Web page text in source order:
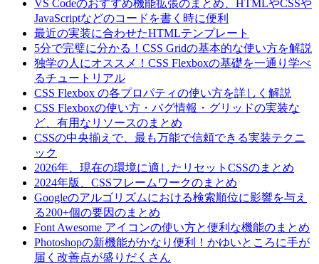
VS Codeのおすすめ機能拡張のまとめ、HTMLやCSSや
JavaScriptなどのコードを書く時に便利
最近の実装に合わせたHTMLテンプレート
5分で完璧に分かる！CSS Gridの基本的な使い方を解説
独学の人にオススメ！CSS Flexboxの基礎を一通り学べ
るチュートリアル
CSS Flexbox の各プロパティの使い方を詳しく解説
CSS Flexboxの使い方・バグ情報・グリッドの実装な
ど、有用なリソースのまとめ
CSSの中央揃えで、最も万能で信頼できる実装テクニ
ック
2026年、現在の環境に適したリセットCSSのまとめ
2024年版、CSSフレームワークのまとめ
Googleのアルゴリズムにおける検索順位に影響を与え
る200+個の要因のまとめ
Font Awesome アイコンの使い方と便利な機能のまとめ
Photoshopの新機能がかなり便利！かゆいところに手が
届く改善点が盛りだくさん